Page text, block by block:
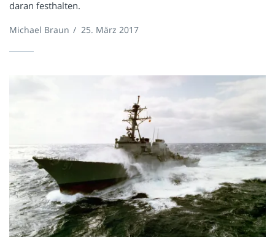
daran festhalten.
Michael Braun / 25. März 2017